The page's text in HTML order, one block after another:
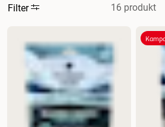
Filter 16 produkt
Nytt
Høyest pris
Lavest pris
Tilbud